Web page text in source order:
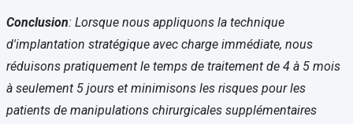
Conclusion: Lorsque nous appliquons la technique
d'implantation stratégique avec charge immédiate, nous
réduisons pratiquement le temps de traitement de 4 à 5 mois
à seulement 5 jours et minimisons les risques pour les
patients de manipulations chirurgicales supplémentaires